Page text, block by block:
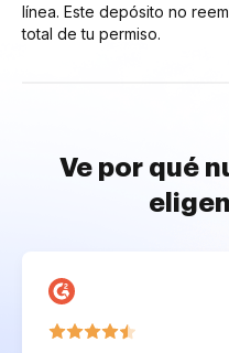
línea. Este depósito no
total de tu permiso.
Ve por qué